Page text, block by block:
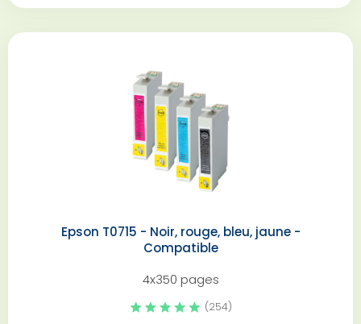
Epson T0715 - Noir, rouge, bleu, jaune -
Compatible
4x350 pages
(254)